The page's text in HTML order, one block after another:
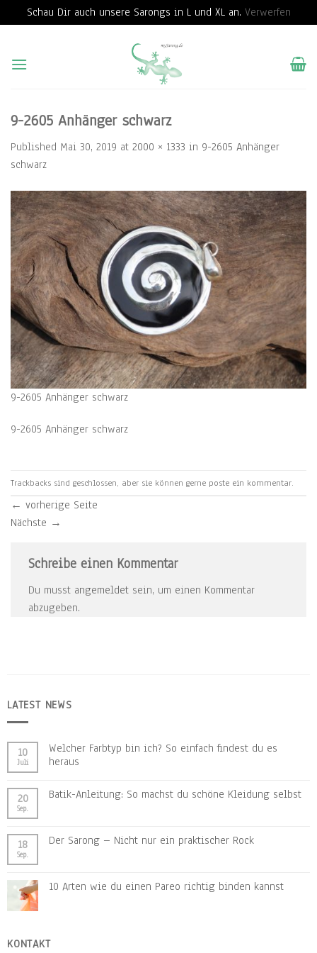
Schau Dir auch unsere Sarongs in L und XL an. Verwerfen
content
9-2605 Anhänger schwarz
Published Mai 30, 2019 at 2000 × 1333 in 9-2605 Anhänger
schwarz
9-2605 Anhänger schwarz
9-2605 Anhänger schwarz
Trackbacks sind geschlossen, aber sie können gerne poste ein kommentar.
← vorherige Seite
Nächste →
Schreibe einen Kommentar
Du musst angemeldet sein, um einen Kommentar
abzugeben.
LATEST NEWS
10
Juli
Welcher Farbtyp bin ich? So einfach findest du es
heraus
20
Sep.
Batik-Anleitung: So machst du schöne Kleidung selbst
18
Sep.
Der Sarong – Nicht nur ein praktischer Rock
10 Arten wie du einen Pareo richtig binden kannst
KONTAKT